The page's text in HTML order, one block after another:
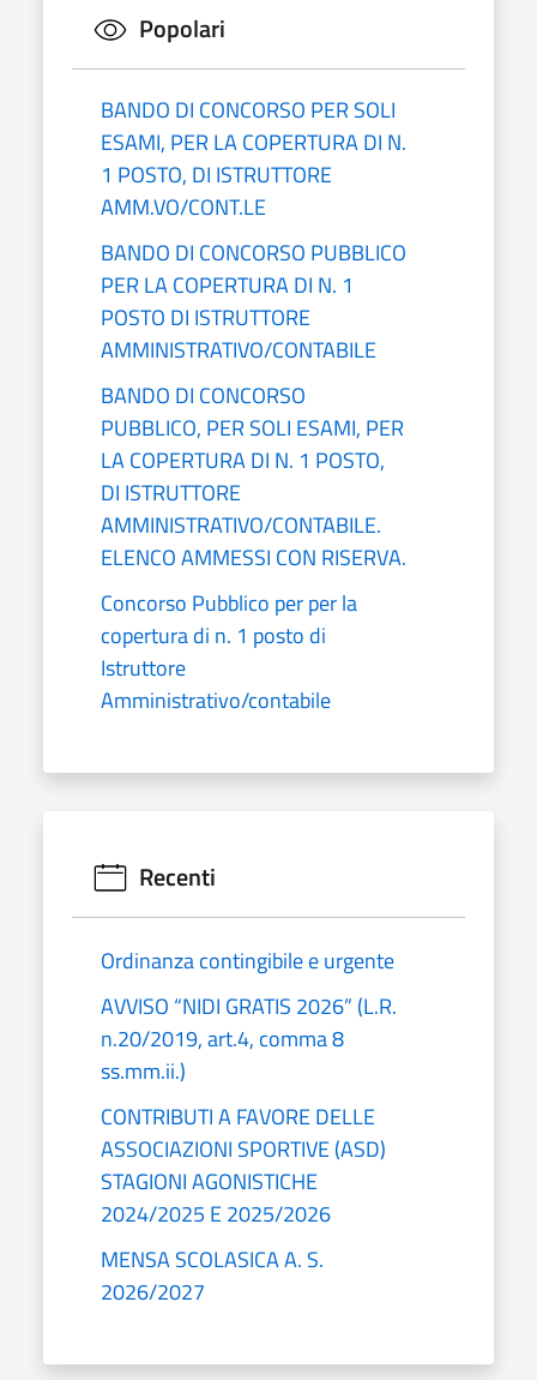
Popolari
BANDO DI CONCORSO PER SOLI
ESAMI, PER LA COPERTURA DI N.
1 POSTO, DI ISTRUTTORE
AMM.VO/CONT.LE
BANDO DI CONCORSO PUBBLICO
PER LA COPERTURA DI N. 1
POSTO DI ISTRUTTORE
AMMINISTRATIVO/CONTABILE
BANDO DI CONCORSO
PUBBLICO, PER SOLI ESAMI, PER
LA COPERTURA DI N. 1 POSTO,
DI ISTRUTTORE
AMMINISTRATIVO/CONTABILE.
ELENCO AMMESSI CON RISERVA.
Concorso Pubblico per per la
copertura di n. 1 posto di
Istruttore
Amministrativo/contabile
Recenti
Ordinanza contingibile e urgente
AVVISO “NIDI GRATIS 2026” (L.R.
n.20/2019, art.4, comma 8
ss.mm.ii.)
CONTRIBUTI A FAVORE DELLE
ASSOCIAZIONI SPORTIVE (ASD)
STAGIONI AGONISTICHE
2024/2025 E 2025/2026
MENSA SCOLASICA A. S.
2026/2027